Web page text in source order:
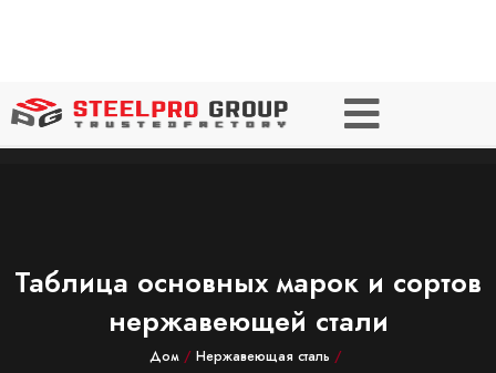
Таблица основных марок и сортов
нержавеющей стали
Дом / Нержавеющая сталь /